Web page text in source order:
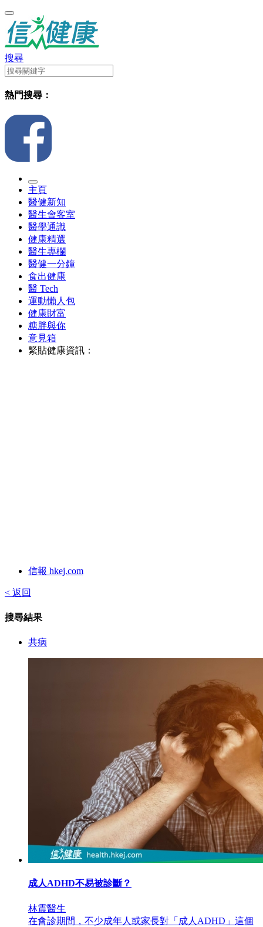
搜尋
熱門搜尋：
主頁
醫健新知
醫生會客室
醫學通識
健康精選
醫生專欄
醫健一分鐘
食出健康
醫 Tech
運動懶人包
健康財富
糖胖與你
意見箱
緊貼健康資訊：
信報 hkej.com
< 返回
搜尋結果
共病
成人ADHD不易被診斷？
林震醫生
在會診期間，不少成年人或家長對「成人ADHD」這個